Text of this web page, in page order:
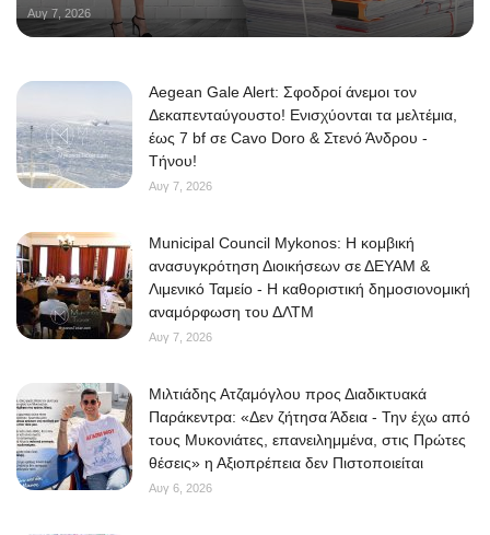
Αυγ 7, 2026
Aegean Gale Alert: Σφοδροί άνεμοι τον
Δεκαπενταύγουστο! Ενισχύονται τα μελτέμια,
έως 7 bf σε Cavo Doro & Στενό Άνδρου -
Τήνου!
Αυγ 7, 2026
Municipal Council Mykonos: Η κομβική
ανασυγκρότηση Διοικήσεων σε ΔΕΥΑΜ &
Λιμενικό Ταμείο - Η καθοριστική δημοσιονομική
αναμόρφωση του ΔΛΤΜ
Αυγ 7, 2026
Μιλτιάδης Ατζαμόγλου προς Διαδικτυακά
Παράκεντρα: «Δεν ζήτησα Άδεια - Την έχω από
τους Μυκονιάτες, επανειλημμένα, στις Πρώτες
θέσεις» η Αξιοπρέπεια δεν Πιστοποιείται
Αυγ 6, 2026